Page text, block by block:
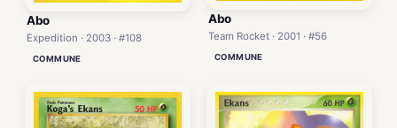
Abo
Expedition · 2003 · #108
COMMUNE
Abo
Team Rocket · 2001 · #56
COMMUNE